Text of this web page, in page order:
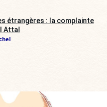
étrangères : la complainte
Attal